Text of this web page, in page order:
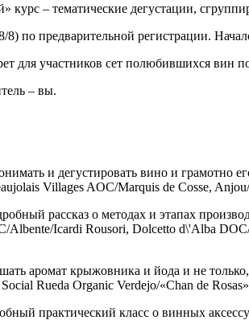
– тематические дегустации,
8) по предварительной регистрации.
для участников сет полюбившихся вин
– вы.
и дегустировать вино и грамотно
Villages AOC/Marquis de Cosse,
рассказ о методах и этапах
Albente/Icardi Rousori, Dolcetto d\'Alba
аромат крыжовника и йода и не
Rueda Organic Verdejo/«Chan de
практический класс о винных